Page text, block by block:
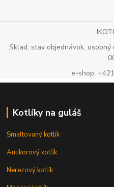
Sklad, stav objednávok,
e-shop:
Kotlíky na guláš
Smaltovaný kotlík
Antikorový kotlík
Nerezový kotlík